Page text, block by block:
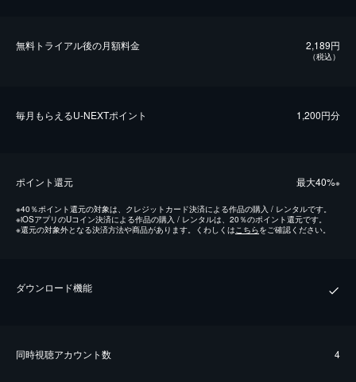
無料トライアル後の⽉額料金 2,189円
（税込）
毎⽉もらえるU-NEXTポイント 1,200円分
ポイント還元 最⼤40%※
※40％ポイント還元の対象は、クレジットカード決済による作品の購入 / レンタルです。
※iOSアプリのUコイン決済による作品の購入 / レンタルは、20％のポイント還元です。
※還元の対象外となる決済方法や商品があります。くわしくはこちらをご確認ください。
ダウンロード機能
同時視聴アカウント数 4